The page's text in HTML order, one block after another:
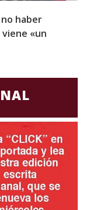
haber
«un